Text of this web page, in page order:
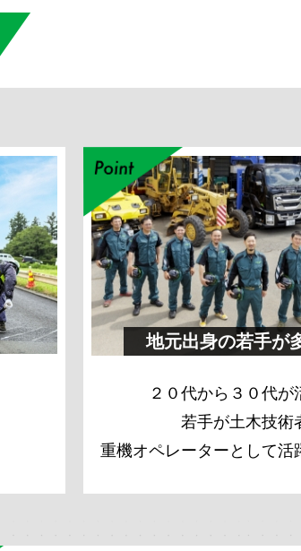
地元出身の若手が
２０代から３０代が
若手が土木技術
重機オペレーターとして活